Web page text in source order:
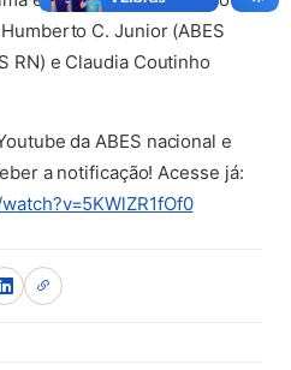
C. Junior (ABES
RN) e Claudia Coutinho
da ABES nacional e
a notificação! Acesse já:
(abre em